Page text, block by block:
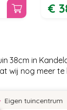
€
38cm in
wij nog meer
tuincentrum